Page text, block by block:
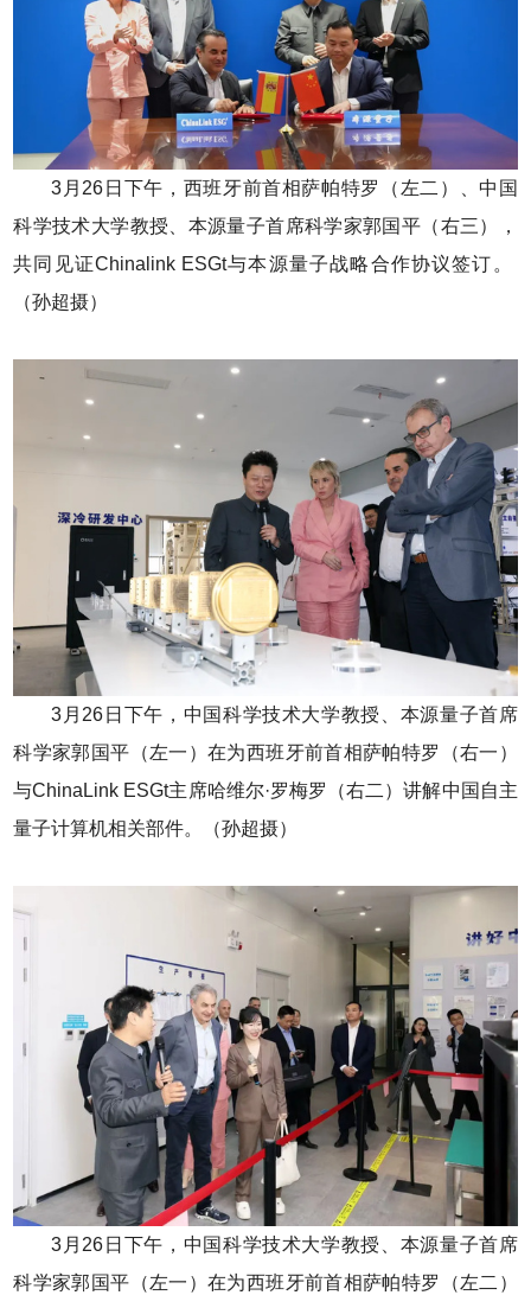
3月26日下午，西班牙前首相萨帕特罗（左二）、中国
科学技术大学教授、本源量子首席科学家郭国平（右三），
共同见证Chinalink ESGt与本源量子战略合作协议签订。
（孙超摄）
3月26日下午，中国科学技术大学教授、本源量子首席
科学家郭国平（左一）在为西班牙前首相萨帕特罗（右一）
与ChinaLink ESGt主席哈维尔·罗梅罗（右二）讲解中国自主
量子计算机相关部件。（孙超摄）
3月26日下午，中国科学技术大学教授、本源量子首席
科学家郭国平（左一）在为西班牙前首相萨帕特罗（左二）